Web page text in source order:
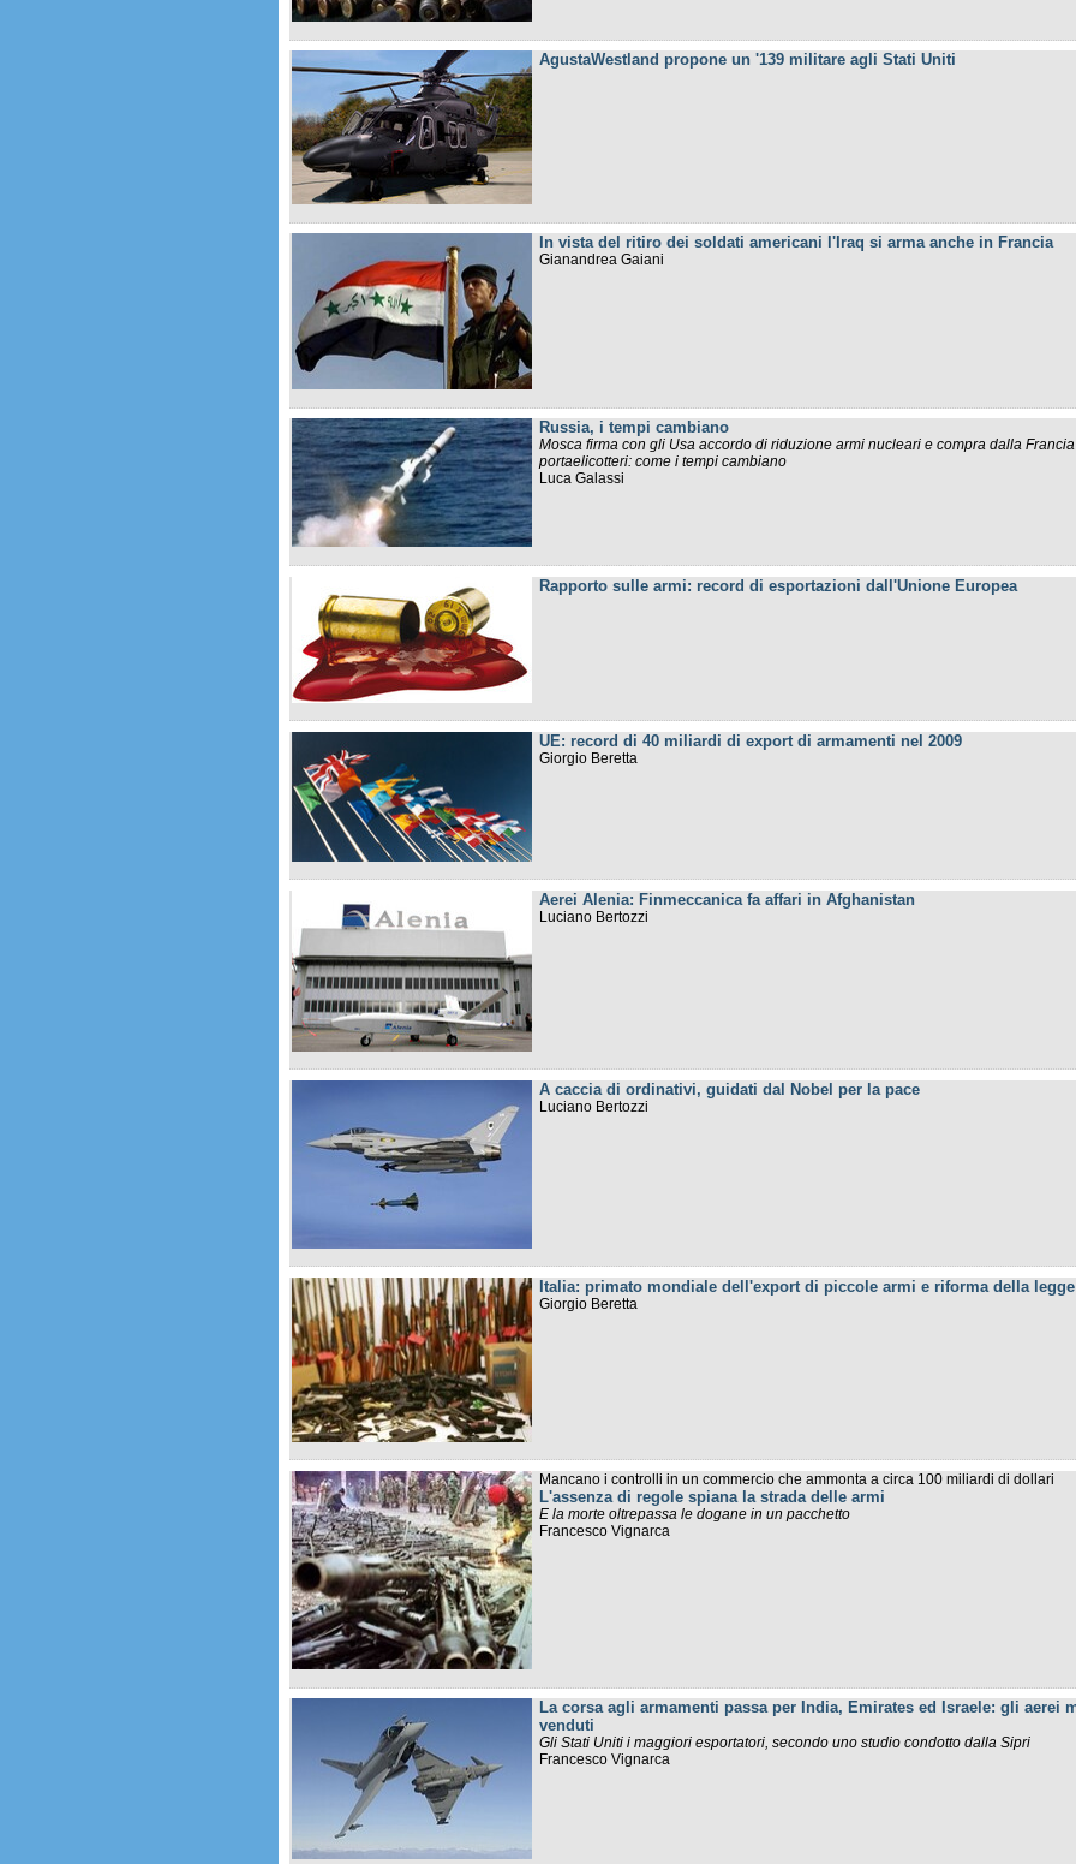
AgustaWestland propone un '139 militare agli Stati Uniti
In vista del ritiro dei soldati americani l'Iraq si arma anche in Francia
Gianandrea Gaiani
Russia, i tempi cambiano
Mosca firma con gli Usa accordo di riduzione armi nucleari e compra dalla
portaelicotteri: come i tempi cambiano
Luca Galassi
Rapporto sulle armi: record di esportazioni dall'Unione Europea
UE: record di 40 miliardi di export di armamenti nel 2009
Giorgio Beretta
Aerei Alenia: Finmeccanica fa affari in Afghanistan
Luciano Bertozzi
A caccia di ordinativi, guidati dal Nobel per la pace
Luciano Bertozzi
Italia: primato mondiale dell'export di piccole armi e riforma della legge
Giorgio Beretta
Mancano i controlli in un commercio che ammonta a circa 100 miliardi di dollari
L'assenza di regole spiana la strada delle armi
E la morte oltrepassa le dogane in un pacchetto
Francesco Vignarca
La corsa agli armamenti passa per India, Emirates ed Israele: gli aerei
venduti
Gli Stati Uniti i maggiori esportatori, secondo uno studio condotto dalla Sipri
Francesco Vignarca